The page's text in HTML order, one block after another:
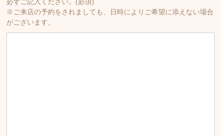
必ずご記入ください。(必須)
※ご来店の予約をされましても、日時によりご希望に添えない場合
がございます。